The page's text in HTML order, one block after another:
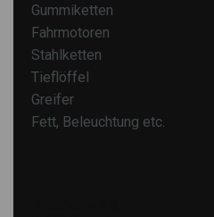
Gummiketten
Fahrmotoren
Stahlketten
Tieflöffel
Greifer
Fett, Beleuchtung etc.